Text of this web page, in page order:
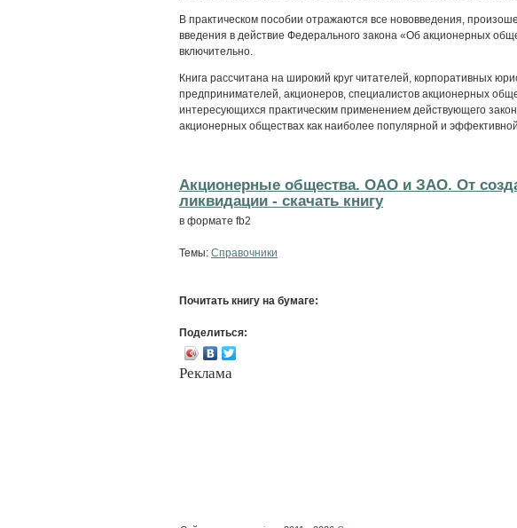
В практическом пособии отражаются все нововведения,
введения в действие Федерального закона «Об акционерных
включительно.
Книга рассчитана на широкий круг читателей, корпоративных
предпринимателей, акционеров, специалистов акционерных
интересующихся практическим применением действующего
акционерных обществах как наиболее популярной и
Акционерные общества. ОАО и ЗАО. От
ликвидации - cкачать книгу
в формате fb2
Темы: Справочники
Почитать книгу на бумаге:
Поделиться:
Реклама